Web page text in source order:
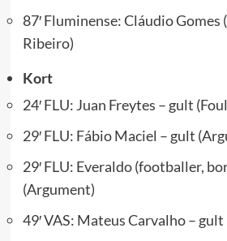
87′ Fluminense: Cláudio Gomes
Ribeiro)
Kort
24′ FLU: Juan Freytes – gult
29′ FLU: Fábio Maciel – gult
29′ FLU: Everaldo (footballer,
(Argument)
49′ VAS: Mateus Carvalho – gult